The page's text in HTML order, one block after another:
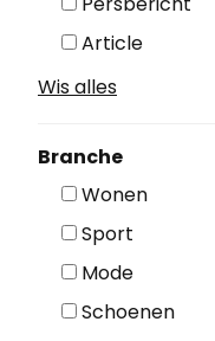
Article
Wis alles
Branche
Wonen
Sport
Mode
Schoenen